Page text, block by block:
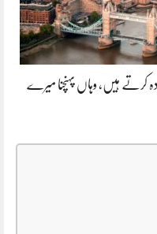
کرتے ہیں، وہاں پہنچنا میرے